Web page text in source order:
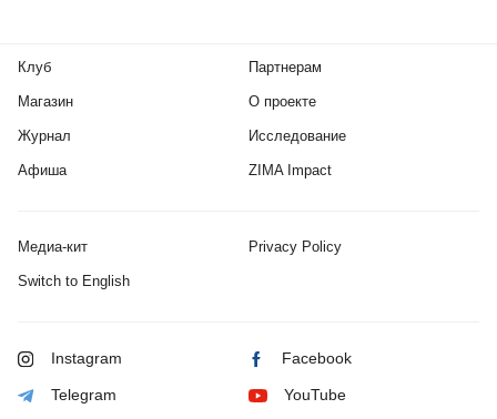
Клуб
Магазин
Журнал
Афиша
Партнерам
О проекте
Исследование
ZIMA Impact
Медиа-кит Privacy Policy
Switch to English
Instagram Facebook
Telegram YouTube